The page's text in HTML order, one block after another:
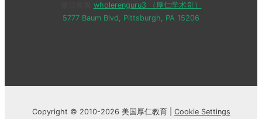
wholerenguru3 （厚仁学术哥）
5777 Baum Blvd, Pittsburgh, PA 15206
Copyright © 2010-2026 美国厚仁教育 | Cookie Settings